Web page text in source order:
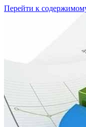
Перейти к